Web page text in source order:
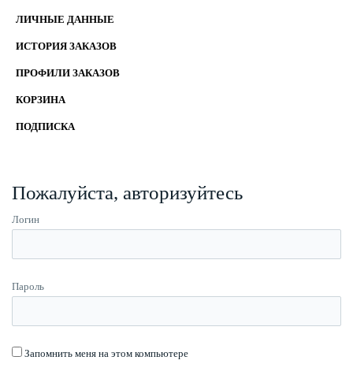
ЛИЧНЫЕ ДАННЫЕ
ИСТОРИЯ ЗАКАЗОВ
ПРОФИЛИ ЗАКАЗОВ
КОРЗИНА
ПОДПИСКА
Пожалуйста, авторизуйтесь
Логин
Пароль
Запомнить меня на этом компьютере